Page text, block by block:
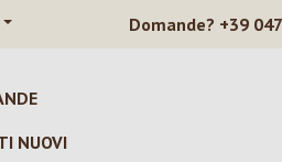
Domande? +39
NUOVI